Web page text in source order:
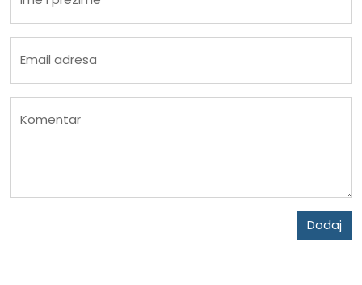
Email adresa
Komentar
Dodaj